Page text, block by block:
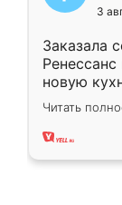
3
Заказала
Ренессанс
новую
вполне
два года,
Читать